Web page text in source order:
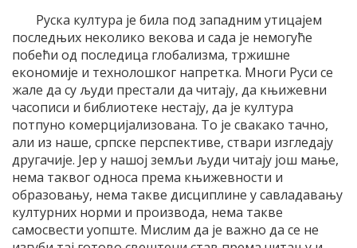
Руска култура је била под западним утицајем
последњих неколико векова и сада је немогуће
побећи од последица глобализма, тржишне
економије и технолошког напретка. Многи Руси се
жале да су људи престали да читају, да књижевни
часописи и библиотеке нестају, да је култура
потпуно комерцијализована. То је свакако тачно,
али из наше, српске перспективе, ствари изгледају
другачије. Јер у нашој земљи људи читају још мање,
нема таквог односа према књижевности и
образовању, нема такве дисциплине у савладавању
културних норми и производа, нема такве
самосвести уопште. Мислим да је важно да се не